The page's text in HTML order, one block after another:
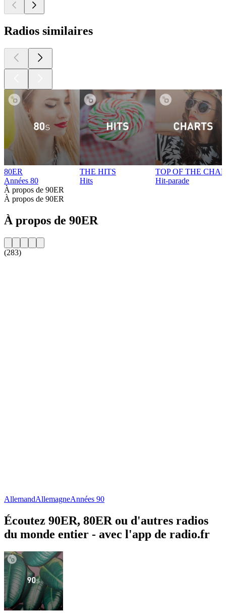
Radios similaires
80ER
Années 80
THE HITS
Hits
TOP OF THE
Hit-parade
À propos de 90ER
À propos de 90ER
À propos de 90ER
(283)
AllemandAllemagneAnnées 90
Écoutez 90ER, 80ER ou d'autres radios
du monde entier - avec l'app de radio.fr